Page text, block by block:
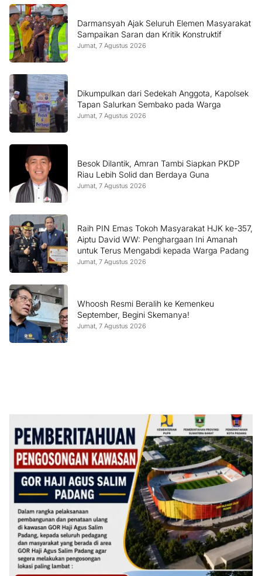
Darmansyah Ajak Seluruh Elemen Masyarakat
Sampaikan Saran dan Kritik Konstruktif
Jumat, 7 Agustus 2026
Dikumpulkan dari Sedekah Anggota, Kapolsek
Tapan Salurkan Sembako pada Warga
Jumat, 7 Agustus 2026
Besok Dilantik, Amran Tambi Siapkan PKDP
Riau Lebih Solid dan Berdaya Guna
Jumat, 7 Agustus 2026
Raih PIN Emas Tokoh Masyarakat HJK ke-357,
Aiptu David WW: Penghargaan Ini Amanah
untuk Terus Mengabdi kepada Warga Padang
Jumat, 7 Agustus 2026
Whoosh Resmi Beralih ke Kemenkeu
September, Begini Skemanya!
Jumat, 7 Agustus 2026